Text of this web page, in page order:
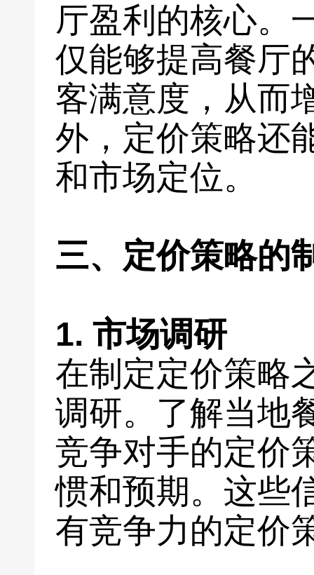
厅盈利的核心。
仅能够提高餐厅
客满意度，从而
外，定价策略还
和市场定位。
三、定价策略的
1. 市场调研
在制定定价策略
调研。了解当地
竞争对手的定价
惯和预期。这些
有竞争力的定价